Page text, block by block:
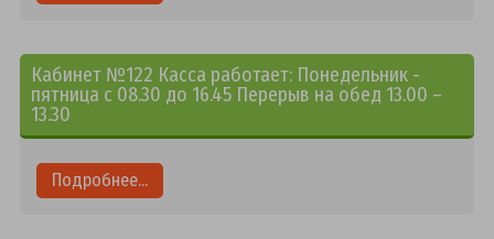
Кабинет №122 Касса работает: Понедельник -
пятница с 08.30 до 16.45 Перерыв на обед 13.00 –
13.30
Подробнее...